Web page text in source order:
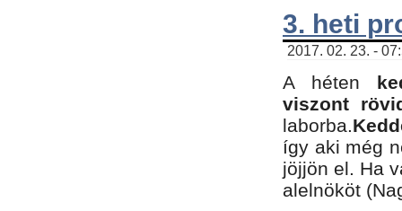
3. heti
2017. 02. 23. -
A héten
viszont
laborba.
így aki még
jöjjön el. Ha
alelnököt